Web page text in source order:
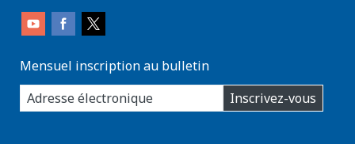
Mensuel inscription au bulletin
enter
you
email
Inscrivez-vous